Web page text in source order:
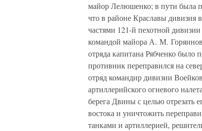
майор Лелюшенко; в пути была
что в районе Краславы дивизия
частями 121-й пехотной
командой майора А. М.
отряда капитана Рябченко было
противник переправился на
отряд командир дивизии
артиллерийского огневого
берега Двины с целью отрезать
востока и уничтожить
танками и артиллерией,